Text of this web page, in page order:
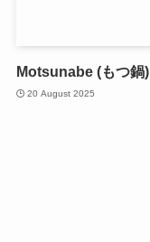
Motsunabe (もつ鍋)
20 August 2025